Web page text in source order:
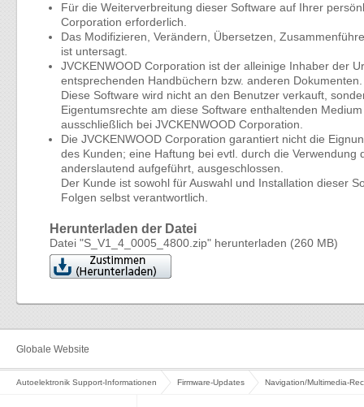
Für die Weiterverbreitung dieser Software auf Ihrer
Corporation erforderlich.
Das Modifizieren, Verändern, Übersetzen,
ist untersagt.
JVCKENWOOD Corporation ist der alleinige Inhaber der
entsprechenden Handbüchern bzw. anderen Dokumenten.
Diese Software wird nicht an den Benutzer verkauft,
Eigentumsrechte am diese Software enthaltenden
ausschließlich bei JVCKENWOOD Corporation.
Die JVCKENWOOD Corporation garantiert nicht die
des Kunden; eine Haftung bei evtl. durch die
anderslautend aufgeführt, ausgeschlossen.
Der Kunde ist sowohl für Auswahl und Installation dieser
Folgen selbst verantwortlich.
Herunterladen der Datei
Datei "S_V1_4_0005_4800.zip" herunterladen (260 MB)
Globale Website
Autoelektronik Support-Informationen Firmware-Updates Navigation/Multimedia-